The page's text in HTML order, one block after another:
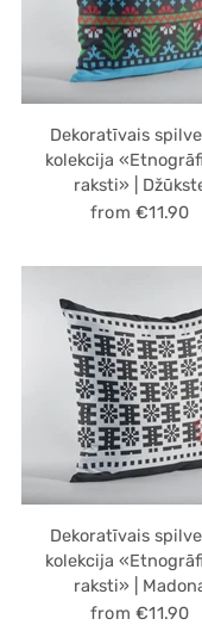
Dekoratīvais
kolekcija
raksti» |
from €11.90
Dekoratīvais
kolekcija
raksti» |
from €11.90